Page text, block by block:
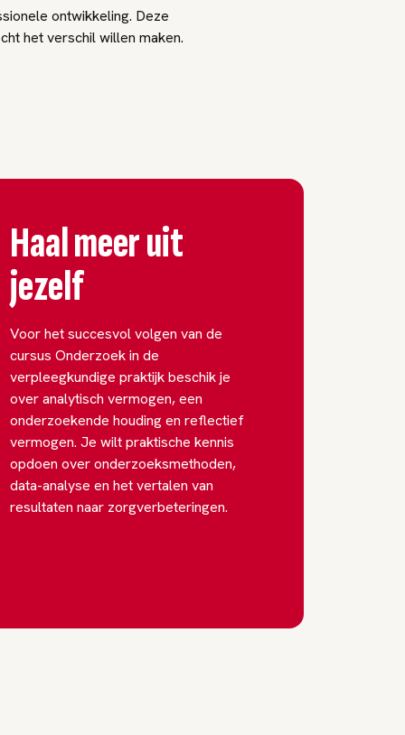
ontwikkeling. Deze
het verschil willen maken.
Haal meer uit
jezelf
Voor het succesvol volgen van de
cursus Onderzoek in de
verpleegkundige praktijk beschik je
over analytisch vermogen, een
onderzoekende houding en reflectief
vermogen. Je wilt praktische kennis
opdoen over onderzoeksmethoden,
data-analyse en het vertalen van
resultaten naar zorgverbeteringen.